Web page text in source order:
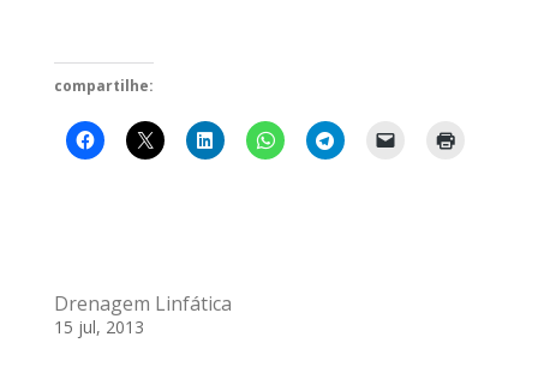
compartilhe:
Drenagem Linfática
15 jul, 2013